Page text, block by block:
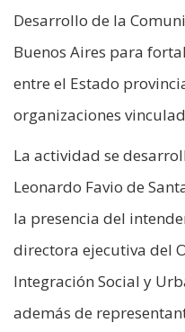
Desarrollo de la
Buenos Aires para
entre el Estado
organizaciones
La actividad se
Leonardo Favio de
la presencia del
directora ejecutiva del
Integración Social y
además de